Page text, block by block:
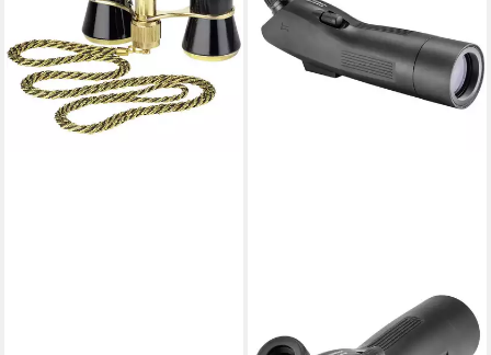
lieferbar - in 2-3 Werktagen bei dir